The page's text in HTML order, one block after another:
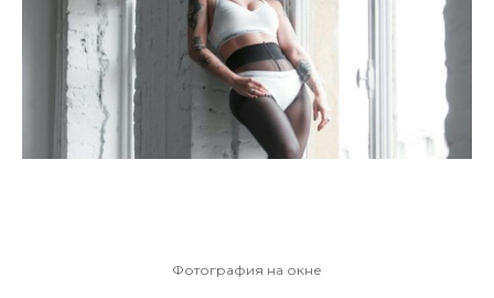
Фотография на окне